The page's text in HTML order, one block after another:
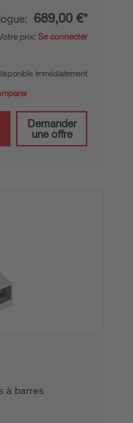
689,00 €*
prix: Se connecter
immédiatement
Demander
une offre
à barres